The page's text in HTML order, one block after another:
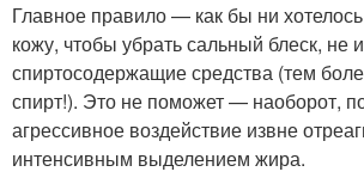
Главное правило — как бы ни
кожу, чтобы убрать сальный блеск, не
спиртосодержащие средства (тем
спирт!). Это не поможет — наоборот,
агрессивное воздействие извне
интенсивным выделением жира.